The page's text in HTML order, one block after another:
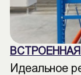
Идеальное